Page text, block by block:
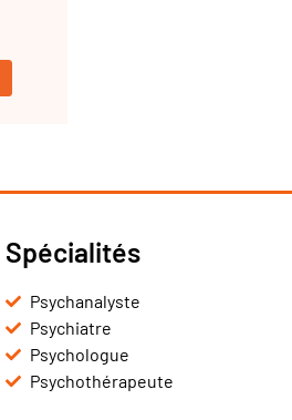
Spécialités
Psychanalyste
Psychiatre
Psychologue
Psychothérapeute